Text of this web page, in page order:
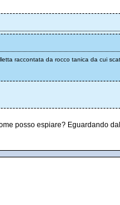
raccontata da rocco tanica da cui
posso espiare? Eguardando